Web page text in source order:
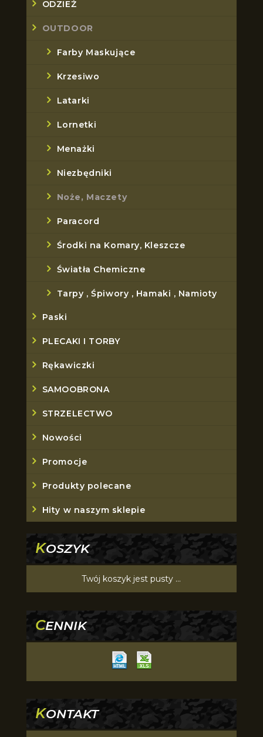
ODZIEŻ
OUTDOOR
Farby Maskujące
Krzesiwo
Latarki
Lornetki
Menażki
Niezbędniki
Noże, Maczety
Paracord
Środki na Komary, Kleszcze
Światła Chemiczne
Tarpy , Śpiwory , Hamaki , Namioty
Paski
PLECAKI I TORBY
Rękawiczki
SAMOOBRONA
STRZELECTWO
Nowości
Promocje
Produkty polecane
Hity w naszym sklepie
KOSZYK
Twój koszyk jest pusty ...
CENNIK
KONTAKT